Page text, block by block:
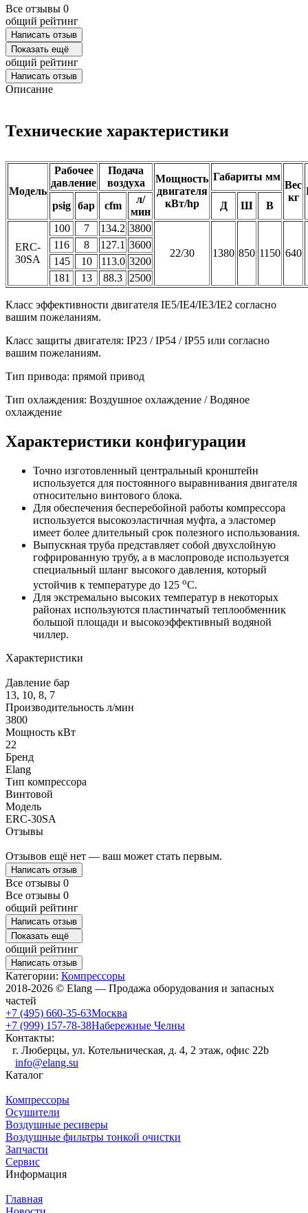
Все отзывы 0
общий рейтинг
Написать отзыв
Показать ещё
общий рейтинг
Написать отзыв
Описание
Технические характеристики
Модель
Рабочее
давление
Подача
воздуха
Мощность
двигателя
кВт/hp
Габариты мм
Вес
кг
psig бар cfm
л/
мин
Д Ш В
ERC-
30SA
100 7 134.2 3800
22/30 1380 850 1150 640
116 8 127.1 3600
145
10 113.0 3200
181
13 88.3 2500
Класс эффективности двигателя IE5/IE4/IE3/IE2 согласно
вашим пожеланиям.
Класс защиты двигателя: IP23 / IP54 / IP55 или согласно
вашим пожеланиям.
Тип привода: прямой привод
Тип охлаждения: Воздушное охлаждение / Водяное
охлаждение
Характеристики конфигурации
Точно изготовленный центральный кронштейн
используется для постоянного выравнивания двигателя
относительно винтового блока.
Для обеспечения бесперебойной работы компрессора
используется высокоэластичная муфта, а эластомер
имеет более длительный срок полезного использования.
Выпускная труба представляет собой двухслойную
гофрированную трубу, а в маслопроводе используется
специальный шланг высокого давления, который
устойчив к температуре до 125 оС.
Для экстремально высоких температур в некоторых
районах используются пластинчатый теплообменник
большой площади и высокоэффективный водяной
чиллер.
Характеристики
Давление бар
13, 10, 8, 7
Производительность л/мин
3800
Мощность кВт
22
Бренд
Elang
Тип компрессора
Винтовой
Модель
ERC-30SA
Отзывы
Отзывов ещё нет — ваш может стать первым.
Написать отзыв
Все отзывы 0
Все отзывы 0
общий рейтинг
Написать отзыв
Показать ещё
общий рейтинг
Написать отзыв
Категории: Компрессоры
2018-2026 © Elang — Продажа оборудования и запасных
частей
+7 (495) 660-35-63Москва
+7 (999) 157-78-38Набережные Челны
Контакты:
г. Люберцы, ул. Котельническая, д. 4, 2 этаж, офис 22b
info@elang.su
Каталог
Компрессоры
Осушители
Воздушные ресиверы
Воздушные фильтры тонкой очистки
Запчасти
Сервис
Информация
Главная